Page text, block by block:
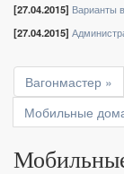
[27.04.2015] Варианты
[27.04.2015]
Вагонмастер »
Мобильные